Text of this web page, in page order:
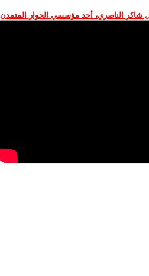
شاكر الناصري، أحد مؤسسي الحوار المتمدن